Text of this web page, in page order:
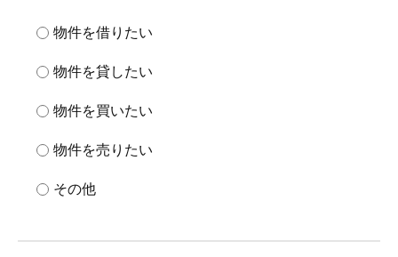
物件を借りたい
物件を貸したい
物件を買いたい
物件を売りたい
その他